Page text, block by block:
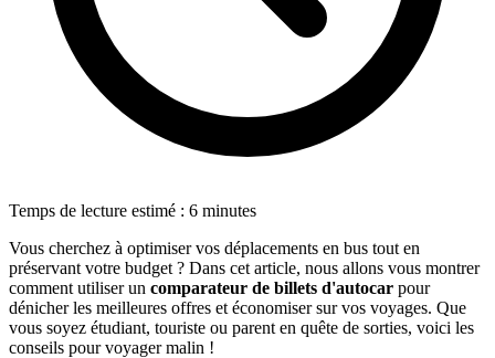
Temps de lecture estimé : 6 minutes
Vous cherchez à optimiser vos déplacements en bus tout en
préservant votre budget ? Dans cet article, nous allons vous montrer
comment utiliser un comparateur de billets d'autocar pour
dénicher les meilleures offres et économiser sur vos voyages. Que
vous soyez étudiant, touriste ou parent en quête de sorties, voici les
conseils pour voyager malin !